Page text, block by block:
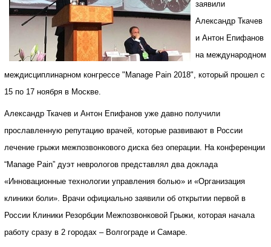
заявили
Александр Ткачев
и Антон Епифанов
на международном
междисциплинарном конгрессе "Manage Pain 2018", который прошел с
15 по 17 ноября в Москве.
Александр Ткачев и Антон Епифанов уже давно получили
прославленную репутацию врачей, которые развивают в России
лечение грыжи межпозвонкового диска без операции. На конференции
“Manage Pain” дуэт неврологов представлял два доклада
«Инновационные технологии управления болью» и «Организация
клиники боли». Врачи официально заявили об открытии первой в
России Клиники Резорбции Межпозвонковой Грыжи, которая начала
работу сразу в 2 городах – Волгограде и Самаре.